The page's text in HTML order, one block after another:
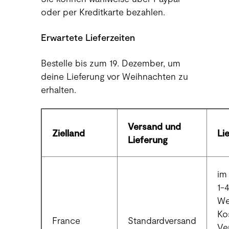
oder per Kreditkarte bezahlen.
Erwartete Lieferzeiten
Bestelle bis zum 19. Dezember, um
deine Lieferung vor Weihnachten zu
erhalten.
Zielland
Versand und
Lieferung
France Standardversand
1-4